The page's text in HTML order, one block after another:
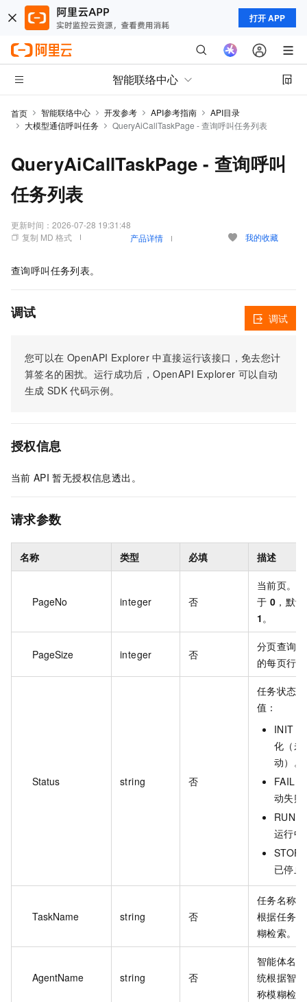
打开 APP
智能联络中心
首页 智能联络中心 开发参考 API参考指南
API目录
大模型通信呼叫任务
QueryAiCallTaskPage - 查询呼叫任务列表
QueryAiCallTaskPage - 查询呼叫
任务列表
更新时间： 2026-07-28 19:31:48
复制 MD 格式
产品详情 我的收藏
查询呼叫任务列表。
调试
您可以在 OpenAPI Explorer 中直接运行该接口，免去您计
算签名的困扰。运行成功后，OpenAPI Explorer 可以自动
生成 SDK 代码示例。
调试
授权信息
当前 API 暂无授权信息透出。
请求参数
名称 类型 必填 描述
PageNo integer 否
当前页。
于 0 ，默
1。
PageSize integer 否
分页查询
的每页行
Status string 否
任务状态
值：
INIT：
化（未
动）。
动失败
运行中
已停止
TaskName string 否
任务名称
根据任务
糊检索。
AgentName string 否
智能体名
统根据智
称模糊检